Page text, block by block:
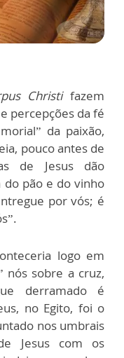
Christi fazem
percepções da fé
da paixão,
pouco antes de
de Jesus dão
do pão e do vinho
por vós; é
logo em
nós sobre a cruz,
derramado é
no Egito, foi o
nos umbrais
Jesus com os